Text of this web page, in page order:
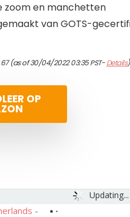
zoom en manchetten
van GOTS-
(as of 30/04/2022 03:35 PST-Details)
OP
Updating...
-